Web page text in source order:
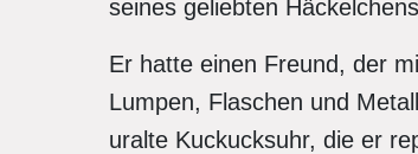
seines geliebten
Er hatte einen Freund, der
Lumpen, Flaschen und
uralte Kuckucksuhr, die er